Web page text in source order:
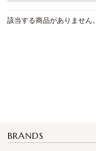
該当する商品がありません。
BRANDS